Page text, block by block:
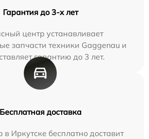
Гарантия до 3-х лет
центр устанавливает
запчасти техники Gaggenau и
гарантию до 3 лет.
Бесплатная доставка
Иркутске бесплатно доставит